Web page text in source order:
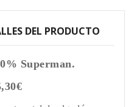
DEL PRODUCTO
Superman.